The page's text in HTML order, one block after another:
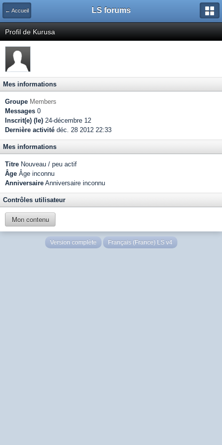
← Accueil LS forums
Profil de Kurusa
Mes informations
Groupe Members
Messages 0
Inscrit(e) (le) 24-décembre 12
Dernière activité déc. 28 2012 22:33
Mes informations
Titre Nouveau / peu actif
Âge Âge inconnu
Anniversaire Anniversaire inconnu
Contrôles utilisateur
Mon contenu
Version complète Français (France) LS v4